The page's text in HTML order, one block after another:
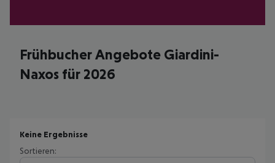
Frühbucher Angebote Giardini-
Naxos für 2026
Keine Ergebnisse
Sortieren: